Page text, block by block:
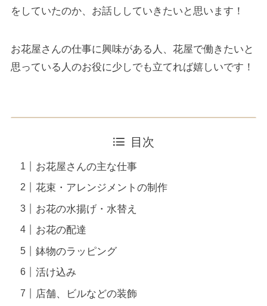
をしていたのか、お話ししていきたいと思います！
お花屋さんの仕事に興味がある人、花屋で働きたいと
思っている人のお役に少しでも立てれば嬉しいです！
目次
お花屋さんの主な仕事
花束・アレンジメントの制作
お花の水揚げ・水替え
お花の配達
鉢物のラッピング
活け込み
店舗、ビルなどの装飾